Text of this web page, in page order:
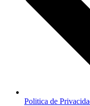
Politica de